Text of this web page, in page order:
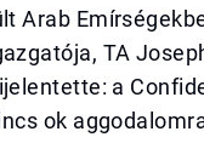
Arab
TA
a
ok